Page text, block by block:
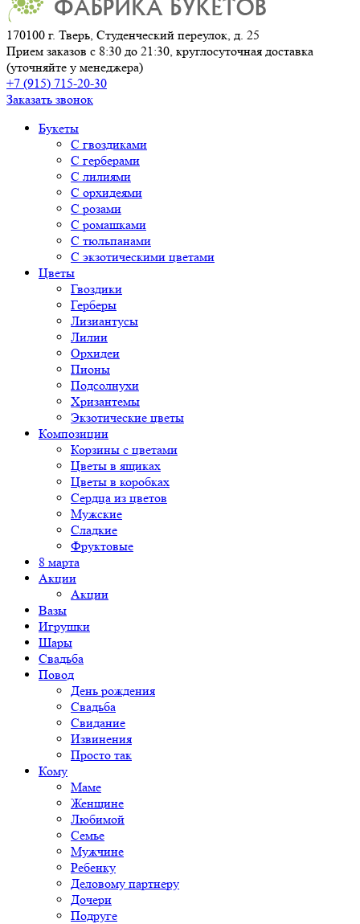
170100 г. Тверь, Студенческий переулок, д. 25
Прием заказов с 8:30 до 21:30, круглосуточная доставка
(уточняйте у менеджера)
+7 (915) 715-20-30
Заказать звонок
Букеты
С гвоздиками
С герберами
С лилиями
С орхидеями
С розами
С ромашками
С тюльпанами
С экзотическими цветами
Цветы
Гвоздики
Герберы
Лизиантусы
Лилии
Орхидеи
Пионы
Подсолнухи
Хризантемы
Экзотические цветы
Композиции
Корзины с цветами
Цветы в ящиках
Цветы в коробках
Сердца из цветов
Мужские
Сладкие
Фруктовые
8 марта
Акции
Акции
Вазы
Игрушки
Шары
Свадьба
Повод
День рождения
Свадьба
Свидание
Извинения
Просто так
Кому
Маме
Женщине
Любимой
Семье
Мужчине
Ребенку
Деловому партнеру
Дочери
Подруге